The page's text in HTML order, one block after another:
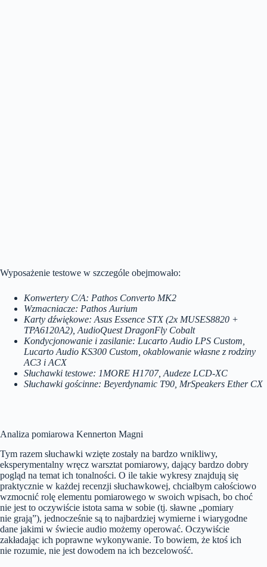
Wyposażenie testowe w szczególe obejmowało:
Konwertery C/A: Pathos Converto MK2
Wzmacniacze: Pathos Aurium
Karty dźwiękowe: Asus Essence STX (2x MUSES8820 +
TPA6120A2), AudioQuest DragonFly Cobalt
Kondycjonowanie i zasilanie: Lucarto Audio LPS Custom,
Lucarto Audio KS300 Custom, okablowanie własne z rodziny
AC3 i ACX
Słuchawki testowe: 1MORE H1707, Audeze LCD-XC
Słuchawki gościnne: Beyerdynamic T90, MrSpeakers Ether CX
Analiza pomiarowa Kennerton Magni
Tym razem słuchawki wzięte zostały na bardzo wnikliwy,
eksperymentalny wręcz warsztat pomiarowy, dający bardzo dobry
pogląd na temat ich tonalności. O ile takie wykresy znajdują się
praktycznie w każdej recenzji słuchawkowej, chciałbym całościowo
wzmocnić rolę elementu pomiarowego w swoich wpisach, bo choć
nie jest to oczywiście istota sama w sobie (tj. sławne „pomiary
nie grają”), jednocześnie są to najbardziej wymierne i wiarygodne
dane jakimi w świecie audio możemy operować. Oczywiście
zakładając ich poprawne wykonywanie. To bowiem, że ktoś ich
nie rozumie, nie jest dowodem na ich bezcelowość.